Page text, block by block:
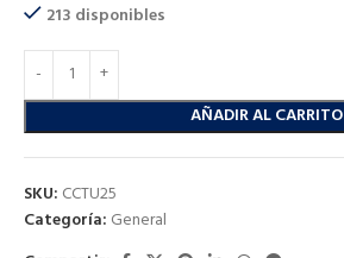
213 disponibles
AÑADIR AL CARRITO
SKU: CCTU25
Categoría: General